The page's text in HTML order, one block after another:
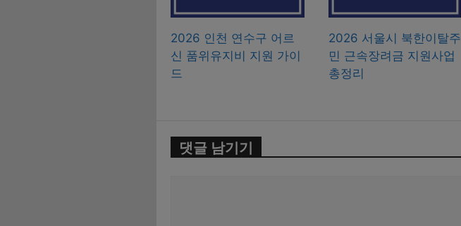
2026 인천 연수구 어르
신 품위유지비 지원 가이
드
2026 서울시 북한이탈주
민 근속장려금 지원사업
총정리
댓글 남기기